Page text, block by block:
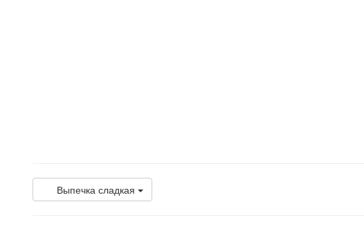
Выпечка сладкая